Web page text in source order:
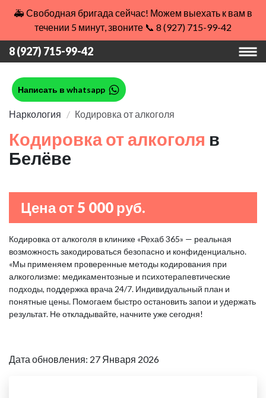
🚑 Свободная бригада сейчас! Можем выехать к вам в
течении 5 минут, звоните 📞 8 (927) 715-99-42
8 (927) 715-99-42
Написать в whatsapp
Наркология Кодировка от алкоголя
Кодировка от алкоголя в
Белёве
Цена от 5 000 руб.
Кодировка от алкоголя в клинике «Рехаб 365» — реальная
возможность закодироваться безопасно и конфиденциально.
«Мы применяем проверенные методы кодирования при
алкоголизме: медикаментозные и психотерапевтические
подходы, поддержка врача 24/7. Индивидуальный план и
понятные цены. Помогаем быстро остановить запои и удержать
результат. Не откладывайте, начните уже сегодня!
Дата обновления: 27 Января 2026